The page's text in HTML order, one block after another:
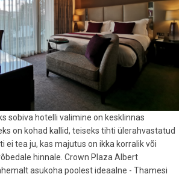
sobiva hotelli valimine on kesklinnas
on kohad kallid, teiseks tihti ülerahvastatud
ei tea ju, kas majutus on ikka korralik või
hinnale. Crown Plaza Albert
asukoha poolest ideaalne - Thamesi